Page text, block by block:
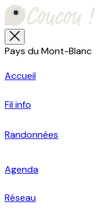
Pays du Mont-Blanc
Accueil
Fil info
Randonnées
Agenda
Réseau